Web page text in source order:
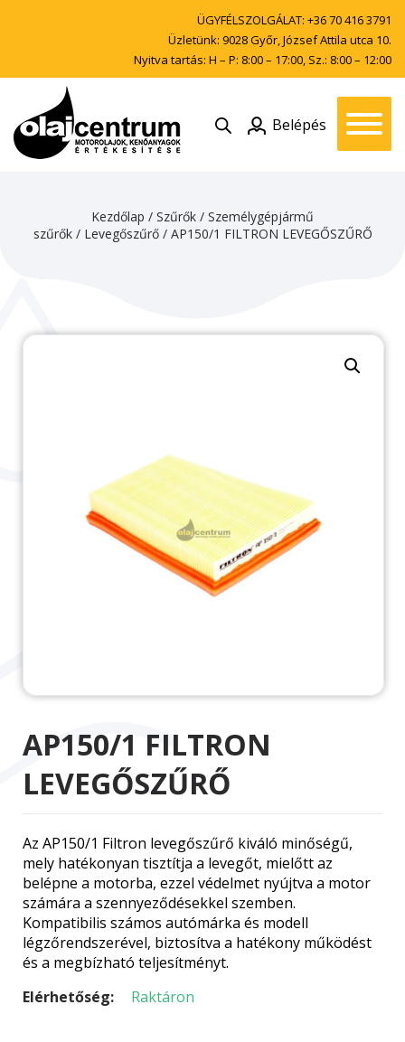
ÜGYFÉLSZOLGÁLAT: +36 70 416 3791
Üzletünk: 9028 Győr, József Attila utca 10.
Nyitva tartás: H – P: 8:00 – 17:00, Sz.: 8:00 – 12:00
Belépés
Kezdőlap / Szűrők / Személygépjármű
szűrők/ Levegőszűrő/ AP150/1 FILTRON LEVEGŐSZŰRŐ
AP150/1 FILTRON
LEVEGŐSZŰRŐ
Az AP150/1 Filtron levegőszűrő kiváló minőségű,
mely hatékonyan tisztítja a levegőt, mielőtt az
belépne a motorba, ezzel védelmet nyújtva a motor
számára a szennyeződésekkel szemben.
Kompatibilis számos autómárka és modell
légzőrendszerével, biztosítva a hatékony működést
és a megbízható teljesítményt.
Elérhetőség:
Raktáron